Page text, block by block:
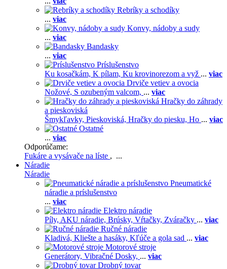
Rebríky a schodíky
... viac
Konvy, nádoby a sudy
... viac
Bandasky
... viac
Príslušenstvo
Ku kosačkám, K pílam, Ku krovinorezom a vyž ... viac
Drviče vetiev a ovocia
Nožové, S ozubeným valcom, ... viac
Hračky do záhrady
a pieskoviská
Šmykľavky, Pieskoviská, Hračky do piesku, Ho ... viac
Ostatné
... viac
Odporúčame:
Fukáre a vysávače na líste , ...
Náradie
Náradie
Pneumatické
náradie a príslušenstvo
... viac
Elektro náradie
Píly, AKU náradie, Brúsky, Vŕtačky, Zváračky ... viac
Ručné náradie
Kladivá, Kliešte a hasáky, Kľúče a gola sad ... viac
Motorové stroje
Generátory, Vibračné Dosky, ... viac
Drobný tovar